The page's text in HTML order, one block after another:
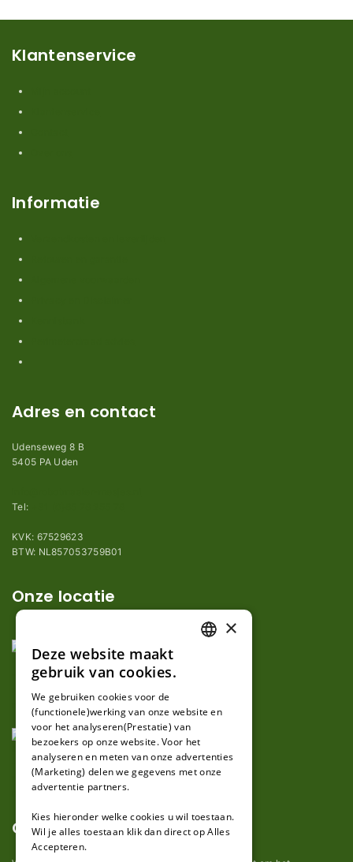
Klantenservice
Informatie
Adres en contact
Udenseweg 8 B
5405 PA Uden
Tel:
KVK: 67529623
BTW: NL857053759B01
Onze locatie
Over ons
GERMAN
×
Deze website maakt
gebruik van cookies.
We gebruiken cookies voor de
(functionele)werking van onze website en
voor het analyseren(Prestatie) van
bezoekers op onze website. Voor het
analyseren en meten van onze advertenties
(Marketing) delen we gegevens met onze
advertentie partners.
Kies hieronder welke cookies u wil toestaan.
Wil je alles toestaan klik dan direct op Alles
Accepteren.